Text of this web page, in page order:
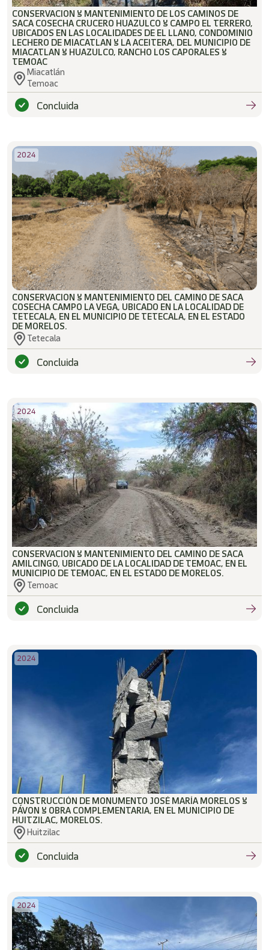
CONSERVACION Y MANTENIMIENTO DE LOS CAMINOS DE
SACA COSECHA CRUCERO HUAZULCO Y CAMPO EL TERRERO,
UBICADOS EN LAS LOCALIDADES DE EL LLANO, CONDOMINIO
LECHERO DE MIACATLAN Y LA ACEITERA, DEL MUNICIPIO DE
MIACATLAN Y HUAZULCO, RANCHO LOS CAPORALES Y
TEMOAC
Miacatlán
Temoac
Concluida
2024
CONSERVACION Y MANTENIMIENTO DEL CAMINO DE SACA
COSECHA CAMPO LA VEGA, UBICADO EN LA LOCALIDAD DE
TETECALA, EN EL MUNICIPIO DE TETECALA, EN EL ESTADO
DE MORELOS.
Tetecala
Concluida
2024
CONSERVACION Y MANTENIMIENTO DEL CAMINO DE SACA
AMILCINGO, UBICADO DE LA LOCALIDAD DE TEMOAC, EN EL
MUNICIPIO DE TEMOAC, EN EL ESTADO DE MORELOS.
Temoac
Concluida
2024
CONSTRUCCIÓN DE MONUMENTO JOSÉ MARÍA MORELOS Y
PÁVON Y OBRA COMPLEMENTARIA, EN EL MUNICIPIO DE
HUITZILAC, MORELOS.
Huitzilac
Concluida
2024